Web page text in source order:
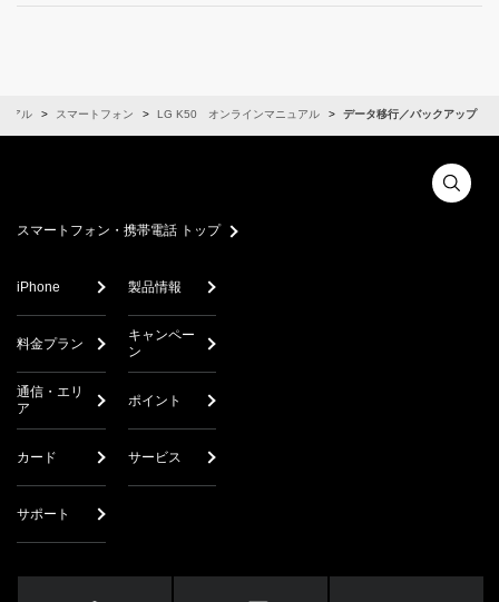
アル スマートフォン LG K50 オンラインマニュアル データ移行／バックアップ
スマートフォン・携帯電話 トップ
iPhone 製品情報
料金プラン
キャンペー
ン
通信・エリ
ア
ポイント
カード サービス
サポート